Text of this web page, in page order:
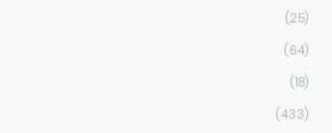
(25)
(64)
(18)
(433)